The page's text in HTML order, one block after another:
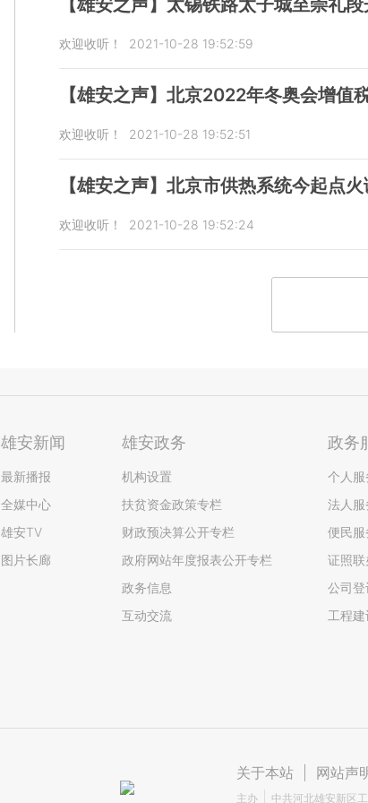
【雄安之声】太锡铁路太子城至崇礼
欢迎收听！ 2021-10-28 19:52:59
【雄安之声】北京2022年冬奥会增值
欢迎收听！ 2021-10-28 19:52:51
【雄安之声】北京市供热系统今起点
欢迎收听！ 2021-10-28 19:52:24
雄安新闻
最新播报
全媒中心
雄安TV
图片长廊
雄安政务
机构设置
扶贫资金政策专栏
财政预决算公开专栏
政府网站年度报表公开专栏
政务信息
互动交流
政务
个人服
法人服
便民服
证照联
公司登
工程建
关于本站 网站声
主办 中共河北雄安新区